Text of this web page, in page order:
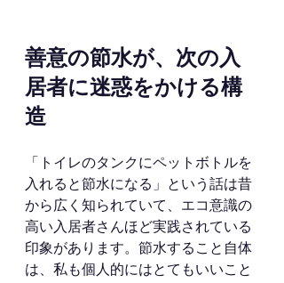
善意の節水が、次の入
居者に迷惑をかける構
造
「トイレのタンクにペットボトルを
入れると節水になる」という話は昔
から広く知られていて、エコ意識の
高い入居者さんほど実践されている
印象があります。節水すること自体
は、私も個人的にはとてもいいこと